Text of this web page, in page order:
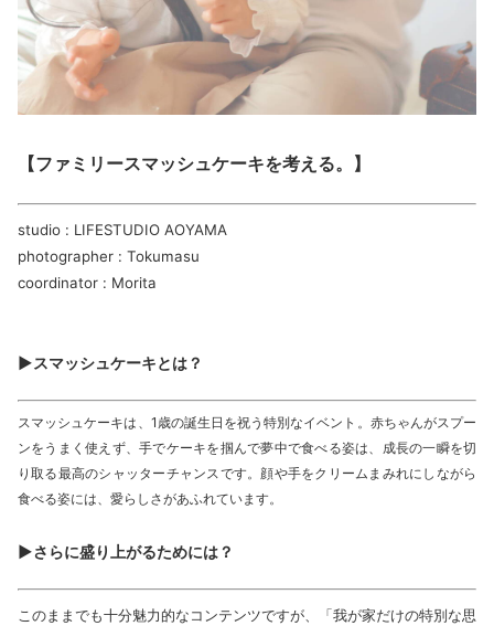
【ファミリースマッシュケーキを考える。】
studio : LIFESTUDIO AOYAMA
photographer : Tokumasu
coordinator : Morita
▶スマッシュケーキとは？
スマッシュケーキは、1歳の誕生日を祝う特別なイベント。赤ちゃんがスプー
ンをうまく使えず、手でケーキを掴んで夢中で食べる姿は、成長の一瞬を切
り取る最高のシャッターチャンスです。顔や手をクリームまみれにしながら
食べる姿には、愛らしさがあふれています。
▶さらに盛り上がるためには？
このままでも十分魅力的なコンテンツですが、「我が家だけの特別な思